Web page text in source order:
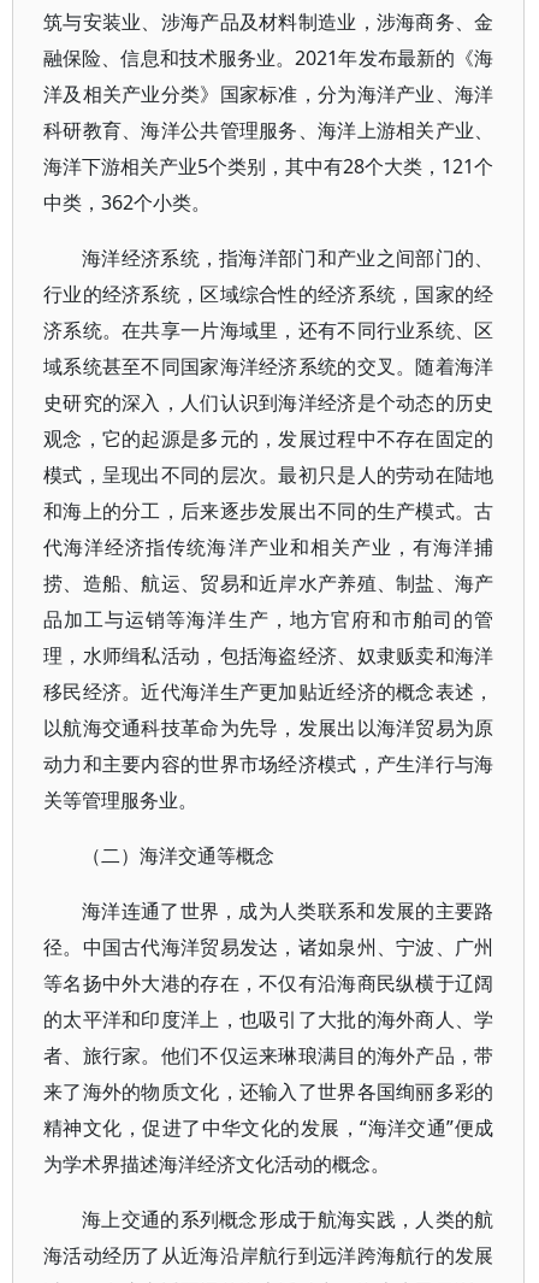
筑与安装业、涉海产品及材料制造业，涉海商务、金
融保险、信息和技术服务业。2021年发布最新的《海
洋及相关产业分类》国家标准，分为海洋产业、海洋
科研教育、海洋公共管理服务、海洋上游相关产业、
海洋下游相关产业5个类别，其中有28个大类，121个
中类，362个小类。
海洋经济系统，指海洋部门和产业之间部门的、
行业的经济系统，区域综合性的经济系统，国家的经
济系统。在共享一片海域里，还有不同行业系统、区
域系统甚至不同国家海洋经济系统的交叉。随着海洋
史研究的深入，人们认识到海洋经济是个动态的历史
观念，它的起源是多元的，发展过程中不存在固定的
模式，呈现出不同的层次。最初只是人的劳动在陆地
和海上的分工，后来逐步发展出不同的生产模式。古
代海洋经济指传统海洋产业和相关产业，有海洋捕
捞、造船、航运、贸易和近岸水产养殖、制盐、海产
品加工与运销等海洋生产，地方官府和市舶司的管
理，水师缉私活动，包括海盗经济、奴隶贩卖和海洋
移民经济。近代海洋生产更加贴近经济的概念表述，
以航海交通科技革命为先导，发展出以海洋贸易为原
动力和主要内容的世界市场经济模式，产生洋行与海
关等管理服务业。
（二）海洋交通等概念
海洋连通了世界，成为人类联系和发展的主要路
径。中国古代海洋贸易发达，诸如泉州、宁波、广州
等名扬中外大港的存在，不仅有沿海商民纵横于辽阔
的太平洋和印度洋上，也吸引了大批的海外商人、学
者、旅行家。他们不仅运来琳琅满目的海外产品，带
来了海外的物质文化，还输入了世界各国绚丽多彩的
精神文化，促进了中华文化的发展，“海洋交通”便成
为学术界描述海洋经济文化活动的概念。
海上交通的系列概念形成于航海实践，人类的航
海活动经历了从近海沿岸航行到远洋跨海航行的发展